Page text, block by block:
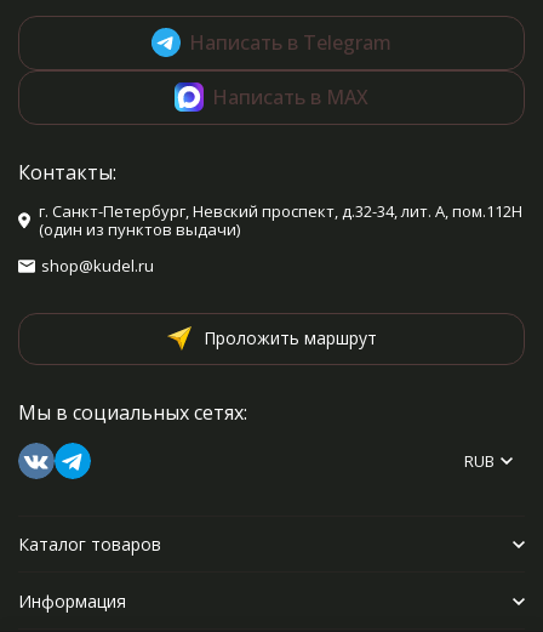
Написать в Telegram
Написать в MAX
Контакты:
г. Санкт-Петербург, Невский проспект, д.32-34, лит. А, пом.112Н
(один из пунктов выдачи)
shop@kudel.ru
Проложить маршрут
Мы в социальных сетях:
RUB
Каталог товаров
Информация